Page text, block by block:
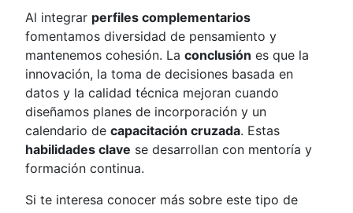
Al integrar perfiles complementarios
fomentamos diversidad de pensamiento y
mantenemos cohesión. Laconclusión es que la
innovación, la toma de decisiones basada en
datos y la calidad técnica mejoran cuando
diseñamos planes de incorporación y un
calendario decapacitación cruzada. Estas
habilidades clave se desarrollan con mentoría y
formación continua.
Si te interesa conocer más sobre este tipo de